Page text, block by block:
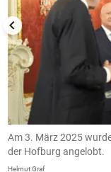
Am 3. März 2025
der Hofburg angelobt.
Helmut Graf